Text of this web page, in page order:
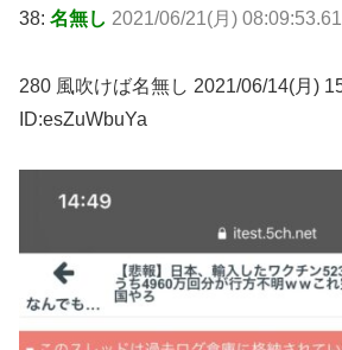
38: 名無し 2021/06/21(月)
280 風吹けば名無し 2021/06/14(月)
ID:esZuWbuYa